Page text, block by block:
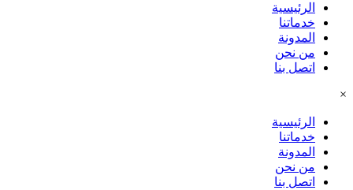
الرئيسية
خدماتنا
المدونة
من نحن
اتصل بنا
×
الرئيسية
خدماتنا
المدونة
من نحن
اتصل بنا